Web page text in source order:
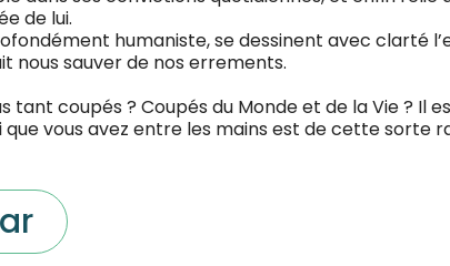
de lui.
humaniste, se dessinent avec clarté
nous sauver de nos errements.
tant coupés ? Coupés du Monde et de la Vie ? Il
vous avez entre les mains est de cette sorte